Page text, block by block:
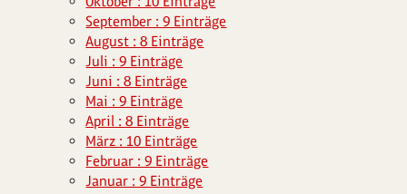
September : 9 Einträge
August : 8 Einträge
Juli : 9 Einträge
Juni : 8 Einträge
Mai : 9 Einträge
April : 8 Einträge
März : 10 Einträge
Februar : 9 Einträge
Januar : 9 Einträge